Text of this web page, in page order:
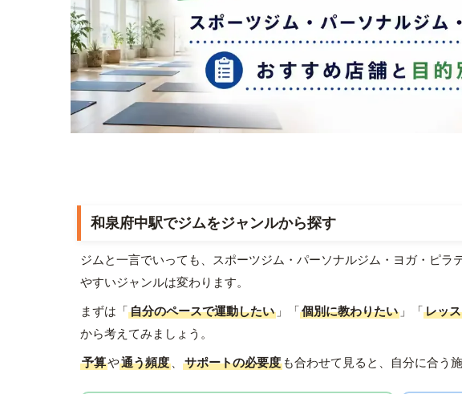
和泉府中駅でジムをジャンルから探す
ジムと一言でいっても、スポーツジム・パーソナルジム・ヨガ・ピ
やすいジャンルは変わります。
まずは「自分のペースで運動したい 」「個別に教わりたい 」「レッ
から考えてみましょう。
予算や通う頻度 、 サポートの必要度 も合わせて見ると、自分に合う